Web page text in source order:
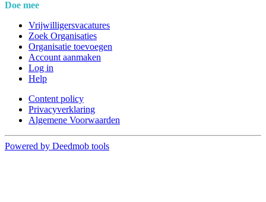
Doe mee
Vrijwilligersvacatures
Zoek Organisaties
Organisatie toevoegen
Account aanmaken
Log in
Help
Content policy
Privacyverklaring
Algemene Voorwaarden
Powered by Deedmob tools